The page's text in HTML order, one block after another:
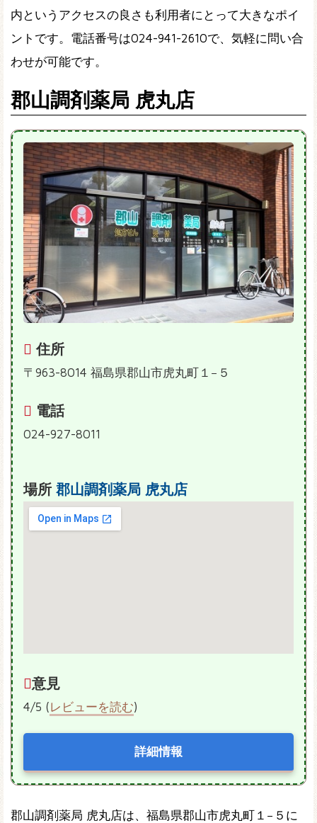
内というアクセスの良さも利用者にとって大きなポイ
ントです。電話番号は024-941-2610で、気軽に問い合
わせが可能です。
郡山調剤薬局 虎丸店
住所
〒963-8014 福島県郡山市虎丸町１−５
電話
024-927-8011
場所 郡山調剤薬局 虎丸店
意見
4/5 (レビューを読む)
詳細情報
郡山調剤薬局 虎丸店は、福島県郡山市虎丸町１−５に